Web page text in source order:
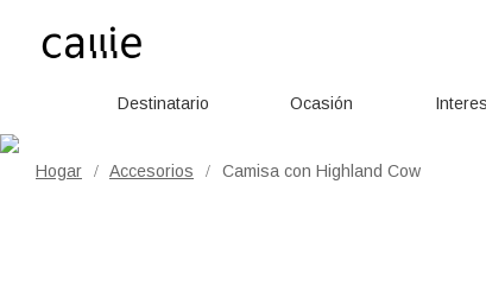
Destinatario Ocasión
Hogar / Accesorios / Camisa con Highland Cow